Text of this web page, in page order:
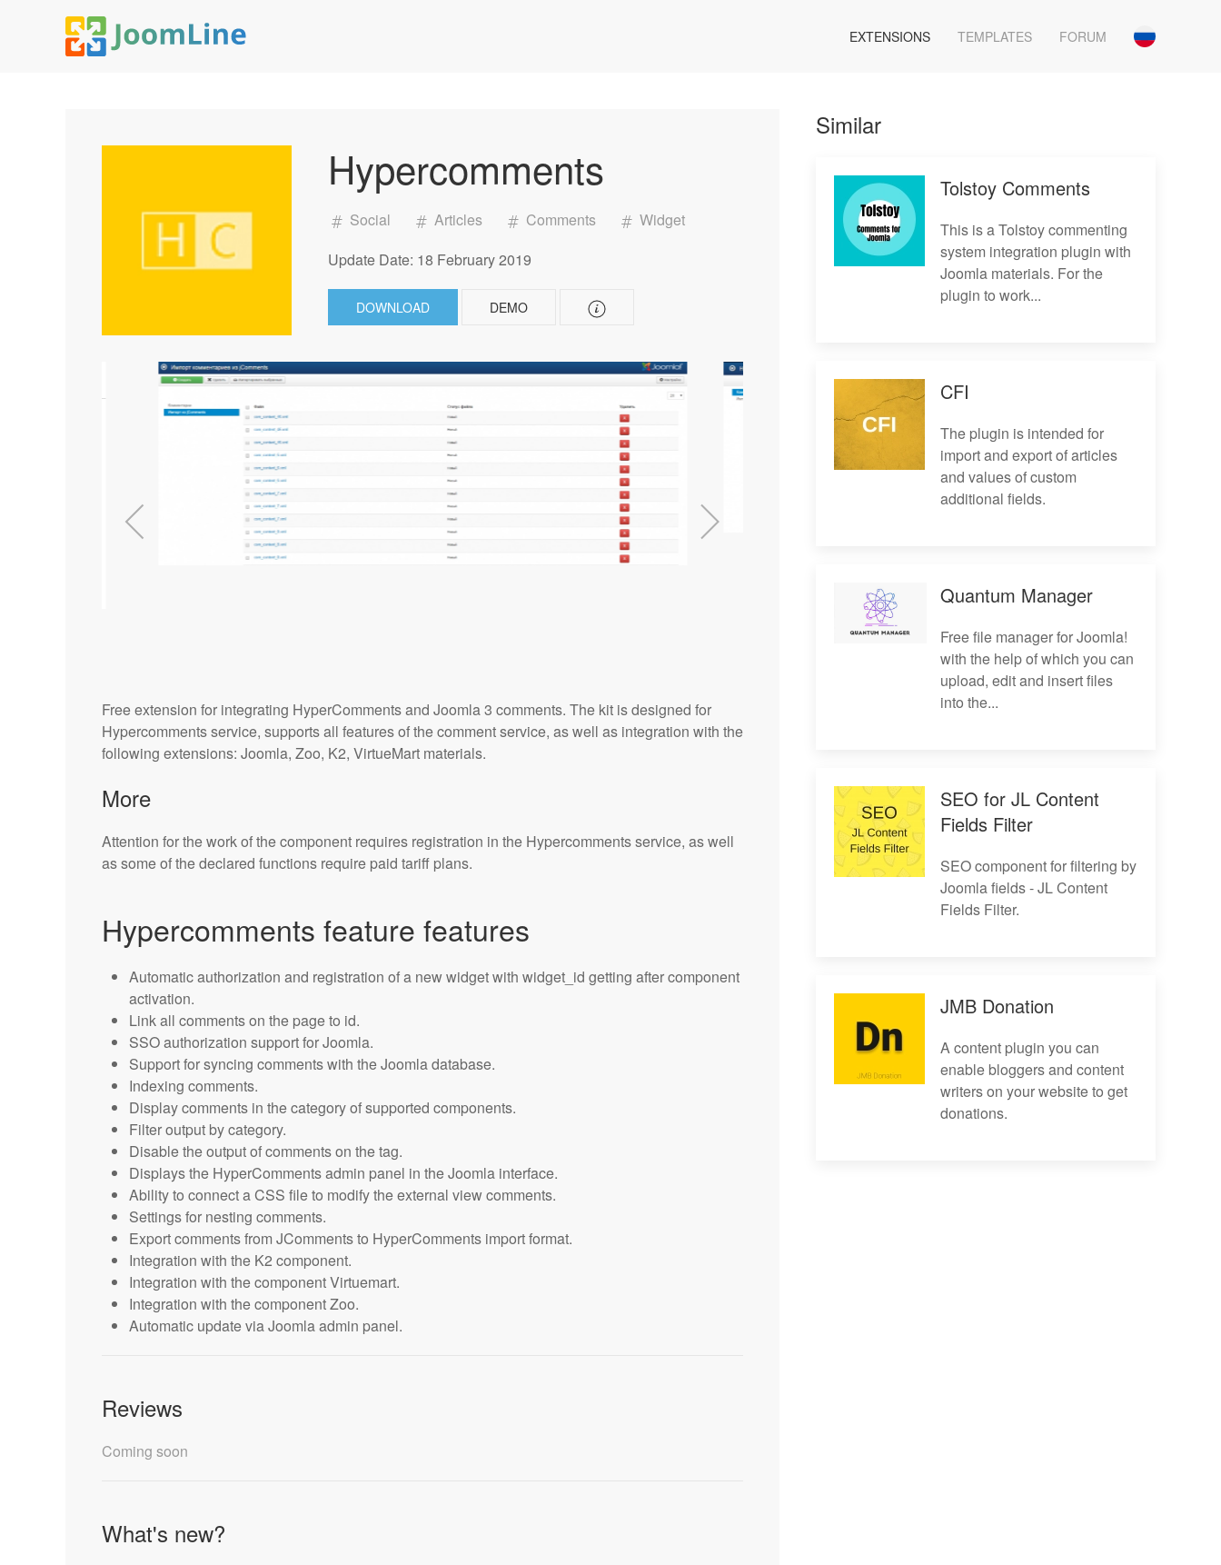
EXTENSIONS TEMPLATES FORUM
Hypercomments
Social Articles Comments
Widget
Update Date: 18 February 2019
DOWNLOAD DEMO
Free extension for integrating HyperComments and Joomla 3 comments. The kit is designed for
Hypercomments service, supports all features of the comment service, as well as integration with the
following extensions: Joomla, Zoo, K2, VirtueMart materials.
More
Attention for the work of the component requires registration in the Hypercomments service, as well
as some of the declared functions require paid tariff plans.
Hypercomments feature features
Automatic authorization and registration of a new widget with widget_id getting after component
activation.
Link all comments on the page to id.
SSO authorization support for Joomla.
Support for syncing comments with the Joomla database.
Indexing comments.
Display comments in the category of supported components.
Filter output by category.
Disable the output of comments on the tag.
Displays the HyperComments admin panel in the Joomla interface.
Ability to connect a CSS file to modify the external view comments.
Settings for nesting comments.
Export comments from JComments to HyperComments import format.
Integration with the K2 component.
Integration with the component Virtuemart.
Integration with the component Zoo.
Automatic update via Joomla admin panel.
Reviews
Coming soon
What's new?
Similar
Tolstoy Comments
This is a Tolstoy commenting
system integration plugin with
Joomla materials. For the
plugin to work...
CFI
The plugin is intended for
import and export of articles
and values of custom
additional fields.
Quantum Manager
Free file manager for Joomla!
with the help of which you can
upload, edit and insert files
into the...
SEO for JL Content
Fields Filter
SEO component for filtering by
Joomla fields - JL Content
Fields Filter.
JMB Donation
A content plugin you can
enable bloggers and content
writers on your website to get
donations.